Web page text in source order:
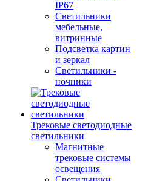
IP67
Светильники
мебельные,
витринные
Подсветка картин
и зеркал
Светильники -
ночники
Трековые светодиодные
светильники
Магнитные
трековые системы
освещения